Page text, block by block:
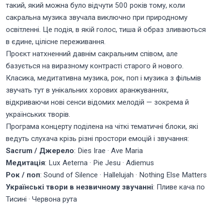
такий, який можна було відчути 500 років тому, коли
сакральна музика звучала виключно при природному
освітленні. Це подія, в якій голос, тиша й образ зливаються
в єдине, цілісне переживання.
Проєкт натхненний давнім сакральним співом, але
базується на виразному контрасті старого й нового.
Класика, медитативна музика, рок, поп і музика з фільмів
звучать тут в унікальних хорових аранжуваннях,
відкриваючи нові сенси відомих мелодій — зокрема й
українських творів.
Програма концерту поділена на чіткі тематичні блоки, які
ведуть слухача крізь різні простори емоцій і звучання:
Sacrum / Джерело: Dies Irae · Ave Maria
Медитація: Lux Aeterna · Pie Jesu · Adiemus
Рок / поп: Sound of Silence · Hallelujah · Nothing Else Matters
Українські твори в незвичному звучанні: Пливе кача по
Тисині · Червона рута